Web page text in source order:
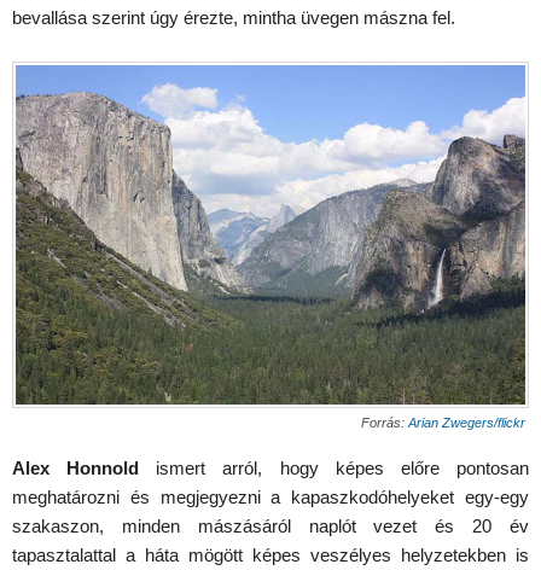
bevallása szerint úgy érezte, mintha üvegen mászna fel.
Forrás: Arian Zwegers/flickr
Alex Honnold ismert arról, hogy képes előre pontosan
meghatározni és megjegyezni a kapaszkodóhelyeket egy-egy
szakaszon, minden mászásáról naplót vezet és 20 év
tapasztalattal a háta mögött képes veszélyes helyzetekben is